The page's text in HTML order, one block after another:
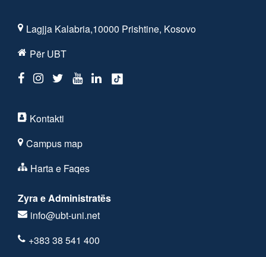
Lagjja Kalabria,10000 Prishtine, Kosovo
Për UBT
Kontakti
Campus map
Harta e Faqes
Zyra e Administratës
info@ubt-uni.net
+383 38 541 400